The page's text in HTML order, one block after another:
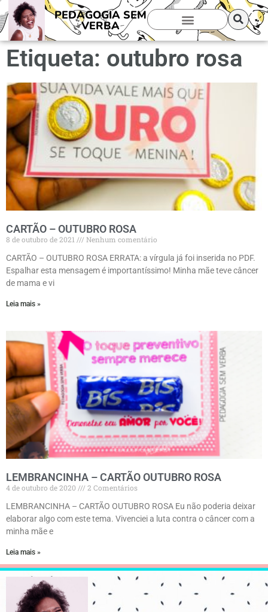
PEDAGOGIA SEM
VERBA
Etiqueta: outubro rosa
CARTÃO – OUTUBRO ROSA
8 de outubro de 2021
Nenhum comentário
CARTÃO – OUTUBRO ROSA ERRATA: a vírgula já foi inserida no PDF.
Espalhar esta mensagem é importantíssimo! Minha mãe teve câncer
de mama e vi
Leia mais »
LEMBRANCINHA – CARTÃO OUTUBRO ROSA
4 de outubro de 2020
2 Comentários
LEMBRANCINHA – CARTÃO OUTUBRO ROSA Eu não poderia deixar
elaborar algo com este tema. Vivenciei a luta contra o câncer com a
minha mãe e
Leia mais »